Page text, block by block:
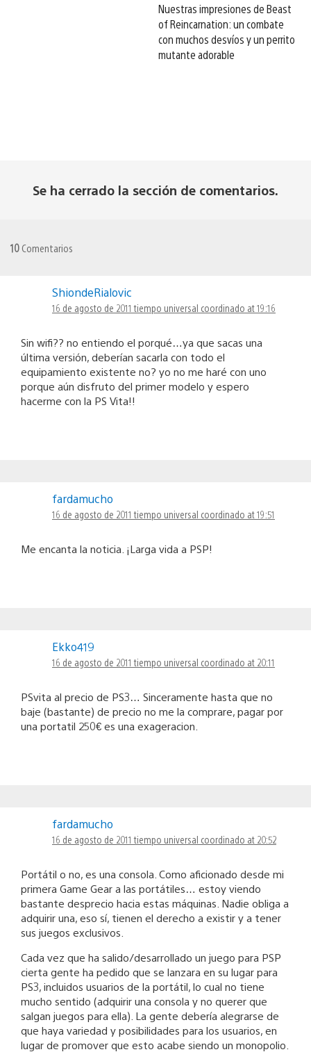
Nuestras impresiones de Beast
of Reincarnation: un combate
con muchos desvíos y un perrito
mutante adorable
Se ha cerrado la sección de comentarios.
10 Comentarios
ShiondeRialovic
16 de agosto de 2011 tiempo universal coordinado at 19:16
Sin wifi?? no entiendo el porqué…ya que sacas una
última versión, deberían sacarla con todo el
equipamiento existente no? yo no me haré con uno
porque aún disfruto del primer modelo y espero
hacerme con la PS Vita!!
fardamucho
16 de agosto de 2011 tiempo universal coordinado at 19:51
Me encanta la noticia. ¡Larga vida a PSP!
Ekko419
16 de agosto de 2011 tiempo universal coordinado at 20:11
PSvita al precio de PS3… Sinceramente hasta que no
baje (bastante) de precio no me la comprare, pagar por
una portatil 250€ es una exageracion.
fardamucho
16 de agosto de 2011 tiempo universal coordinado at 20:52
Portátil o no, es una consola. Como aficionado desde mi
primera Game Gear a las portátiles… estoy viendo
bastante desprecio hacia estas máquinas. Nadie obliga a
adquirir una, eso sí, tienen el derecho a existir y a tener
sus juegos exclusivos.
Cada vez que ha salido/desarrollado un juego para PSP
cierta gente ha pedido que se lanzara en su lugar para
PS3, incluidos usuarios de la portátil, lo cual no tiene
mucho sentido (adquirir una consola y no querer que
salgan juegos para ella). La gente debería alegrarse de
que haya variedad y posibilidades para los usuarios, en
lugar de promover que esto acabe siendo un monopolio.